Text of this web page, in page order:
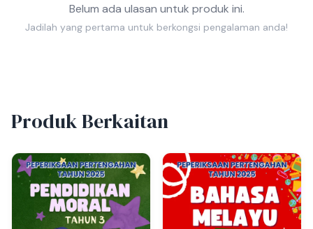
Belum ada ulasan untuk produk ini.
Jadilah yang pertama untuk berkongsi pengalaman anda!
Produk Berkaitan